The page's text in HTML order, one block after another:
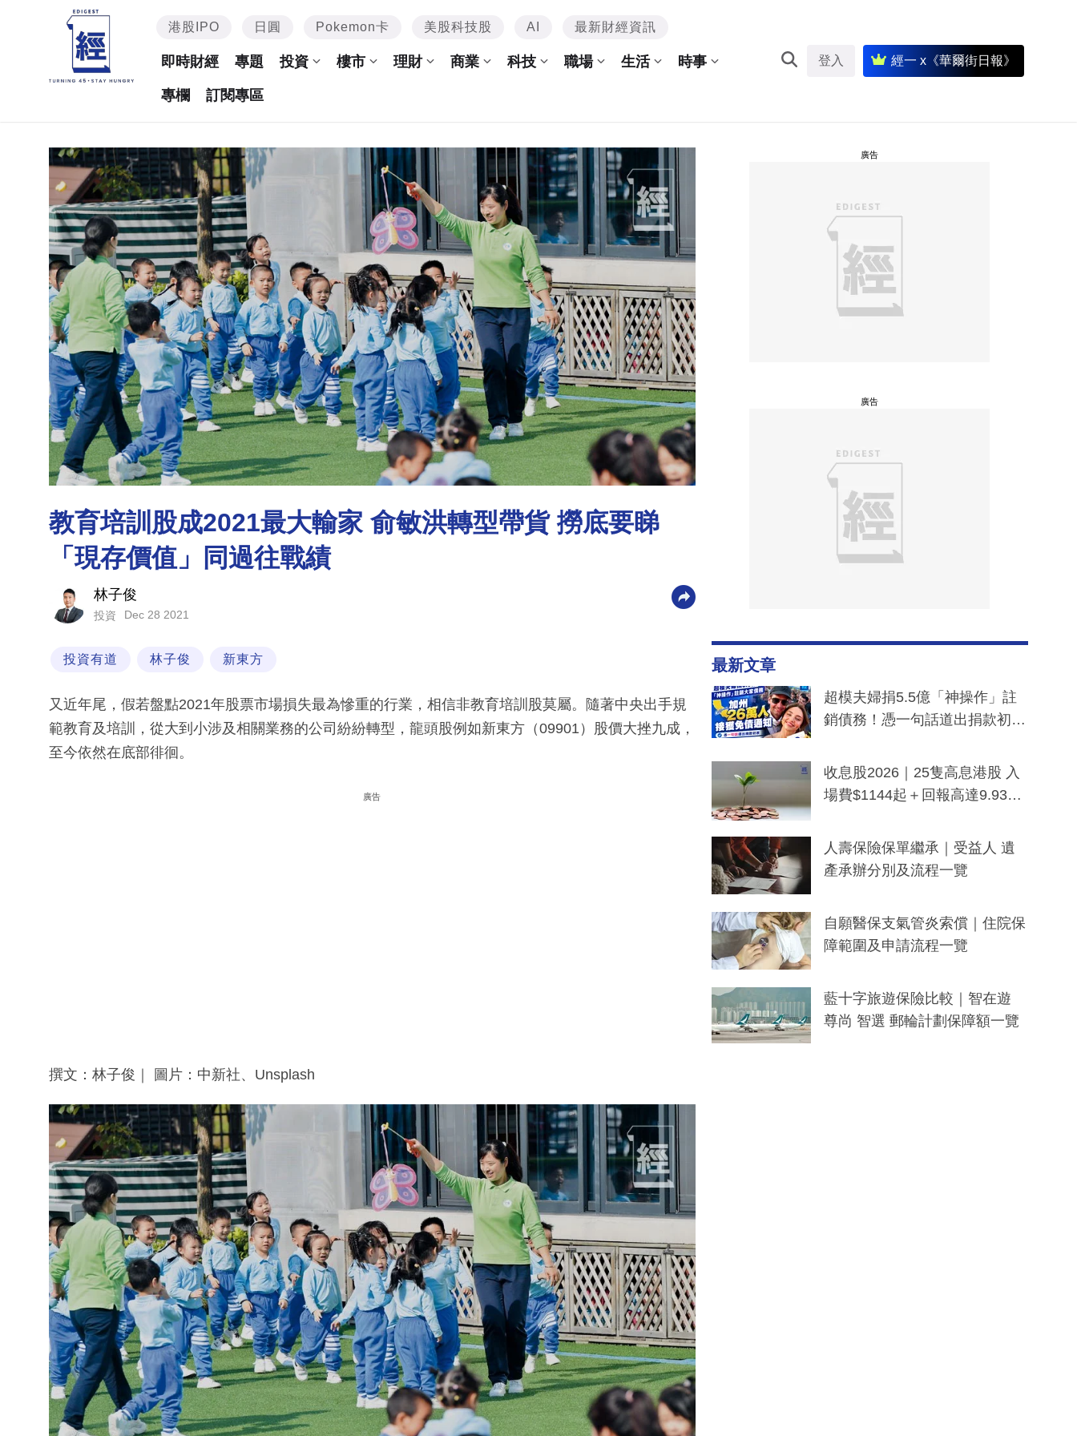
港股IPO 日圓 Pokemon卡 美股科技股 AI 最新財經資訊
即時財經 專題 投資 樓市 理財 商業 科技 職場 生活 時事
專欄 訂閱專區
登入 經一 x《華爾街日報》
教育培訓股成2021最大輸家 俞敏洪轉型帶貨 撈底要睇
「現存價值」同過往戰績
林子俊
投資 Dec 28 2021
投資有道 林子俊 新東方
又近年尾，假若盤點2021年股票市場損失最為慘重的行業，相信非教育培訓股莫屬。隨著中央出手規
範教育及培訓，從大到小涉及相關業務的公司紛紛轉型，龍頭股例如新東方（09901）股價大挫九成，
至今依然在底部徘徊。
廣告
撰文：林子俊｜ 圖片：中新社、Unsplash
廣告
廣告
最新文章
超模夫婦捐5.5億「神操作」註
銷債務！憑一句話道出捐款初
一度被誤當詐騙手段
收息股2026｜25隻高息港股 入
場費$1144起＋回報高達9.93
人壽保險保單繼承｜受益人 遺
產承辦分別及流程一覽
自願醫保支氣管炎索償｜住院保
障範圍及申請流程一覽
藍十字旅遊保險比較｜智在遊
尊尚 智選 郵輪計劃保障額一覽